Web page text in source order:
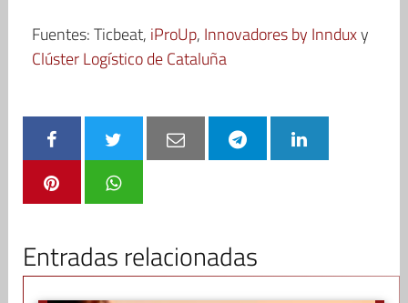
Fuentes: Ticbeat, iProUp, Innovadores by Innduxy
Clúster Logístico de Cataluña
Entradas relacionadas